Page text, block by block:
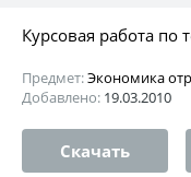
Курсовая работа по
Предмет:Экономика
Добавлено: 19.03.2010
Скачать